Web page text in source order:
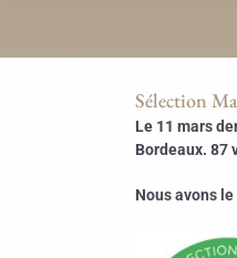
Sélection
Le 11 mars
Bordeaux. 87
Nous avons